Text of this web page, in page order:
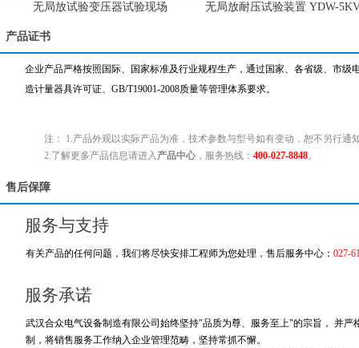
无局放试验变压器试验现场 无局放耐压试验装置 YDW-
产品证书
企业产品严格按照国际、国家标准及行业规程生产，通过国家、各省级、市
造计量器具许可证、GB/T19001-2008质量等管理体系要求。
注： 1.产品外观以实际产品为准，技术参数与型号如有变动，恕不另行通
2.了解更多产品信息请进入 产品中心 ，服务热线： 400-027-8848。
售后保障
服务与支持
有关产品的任何问题，我们将尽快安排工程师为您处理，售后服务中心： 027-
服务承诺
武汉合众电气设备制造有限公司始终坚持"品质为尊、服务至上"的宗旨， 并
制，将销售服务工作纳入企业管理范畴，坚持常抓不懈。